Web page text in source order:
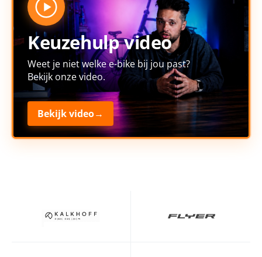
Keuzehulp video
Weet je niet welke e-bike bij jou past?
Bekijk onze video.
Bekijk video→